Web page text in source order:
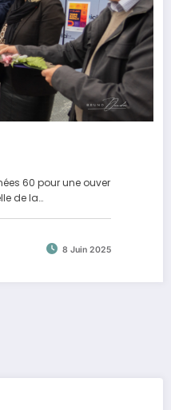
60 pour une ouver
de la…
8 Juin 2025